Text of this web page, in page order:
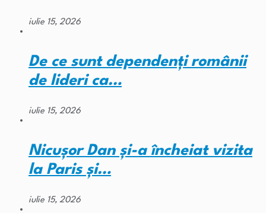
iulie 15, 2026
De ce sunt dependenți românii
de lideri ca…
iulie 15, 2026
Nicușor Dan și-a încheiat vizita
la Paris și…
iulie 15, 2026